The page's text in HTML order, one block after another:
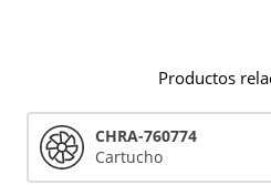
Productos
CHRA-760774
Cartucho